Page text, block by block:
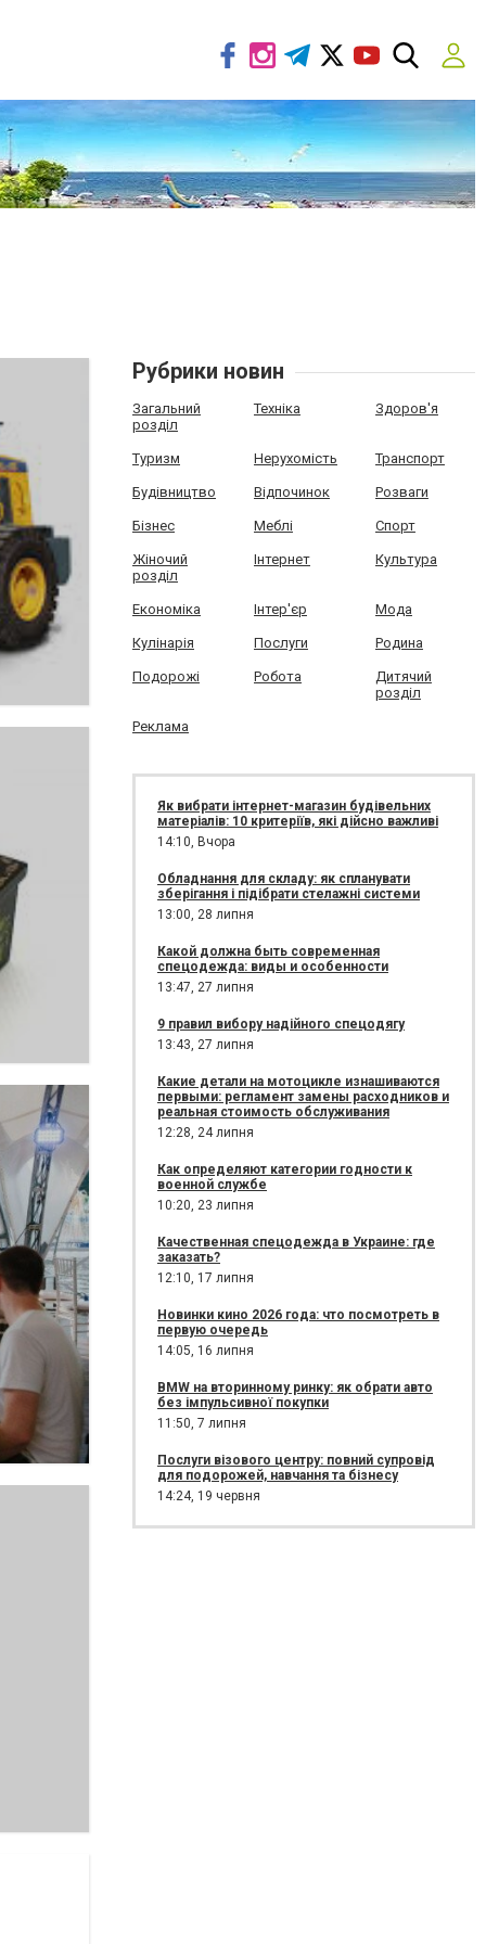
Рубрики новин
Загальний
розділ
Техніка Здоров'я
Туризм Нерухомість Транспорт
Будівництво Відпочинок Розваги
Бізнес Меблі Спорт
Жіночий
розділ
Інтернет Культура
Економіка Інтер'єр Мода
Кулінарія Послуги Родина
Подорожі Робота
Дитячий
розділ
Реклама
Як вибрати інтернет-магазин будівельних
матеріалів: 10 критеріїв, які дійсно важливі
14:10, Вчора
Обладнання для складу: як спланувати
зберігання і підібрати стелажні системи
13:00, 28 липня
Какой должна быть современная
спецодежда: виды и особенности
13:47, 27 липня
9 правил вибору надійного спецодягу
13:43, 27 липня
Какие детали на мотоцикле изнашиваются
первыми: регламент замены расходников и
реальная стоимость обслуживания
12:28, 24 липня
Как определяют категории годности к
военной службе
10:20, 23 липня
Качественная спецодежда в Украине: где
заказать?
12:10, 17 липня
Новинки кино 2026 года: что посмотреть в
первую очередь
14:05, 16 липня
BMW на вторинному ринку: як обрати авто
без імпульсивної покупки
11:50, 7 липня
Послуги візового центру: повний супровід
для подорожей, навчання та бізнесу
14:24, 19 червня